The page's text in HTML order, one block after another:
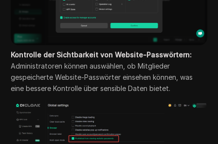
Kontrolle der Sichtbarkeit von Website-Passwörtern:
Administratoren können auswählen, ob Mitglieder
gespeicherte Website-Passwörter einsehen können, was
eine bessere Kontrolle über sensible Daten bietet.